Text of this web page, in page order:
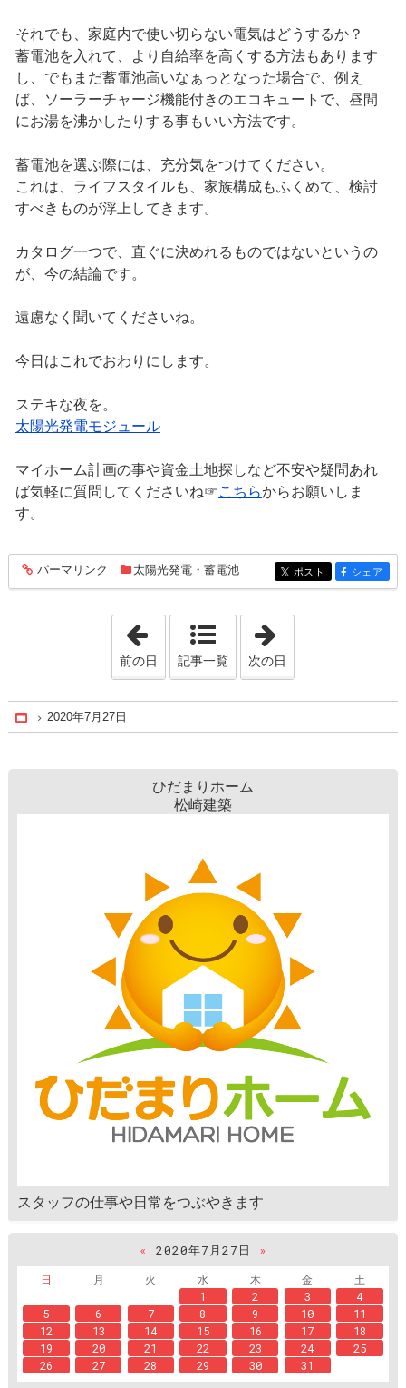
それでも、家庭内で使い切らない電気はどうするか？
蓄電池を入れて、より自給率を高くする方法もあります
し、でもまだ蓄電池高いなぁっとなった場合で、例え
ば、ソーラーチャージ機能付きのエコキュートで、昼間
にお湯を沸かしたりする事もいい方法です。
蓄電池を選ぶ際には、充分気をつけてください。
これは、ライフスタイルも、家族構成もふくめて、検討
すべきものが浮上してきます。
カタログ一つで、直ぐに決めれるものではないというの
が、今の結論です。
遠慮なく聞いてくださいね。
今日はこれでおわりにします。
ステキな夜を。
太陽光発電モジュール
マイホーム計画の事や資金土地探しなど不安や疑問あれ
ば気軽に質問してくださいね☞こちらからお願いしま
す。
entry322
パーマリンク 太陽光発電・蓄電池 entry322
ポスト entry322
シェア
「2020年7月26日」
前の日 記事一覧 次の日
Home
2020年7月27日
ひだまりホーム
松崎建築
スタッフの仕事や日常をつぶやきます
« 2020年7月27日
»
日
月 火 水 木 金
土
1
2 3
4
5
6 7 8 9 10
11
12
13 14 15 16 17
18
19
20 21 22 23 24
25
26
27 28 29 30 31